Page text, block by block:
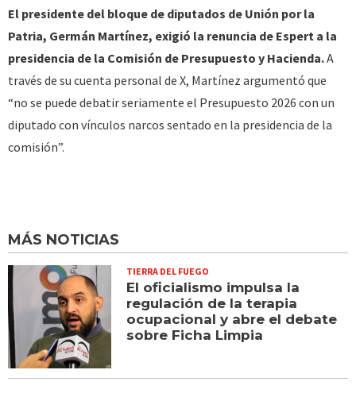
El presidente del bloque de diputados de Unión por la
Patria, Germán Martínez, exigió la renuncia de Espert a la
presidencia de la Comisión de Presupuesto y Hacienda.A
través de su cuenta personal de X, Martínez argumentó que
“no se puede debatir seriamente el Presupuesto 2026 con un
diputado con vínculos narcos sentado en la presidencia de la
comisión”.
MÁS NOTICIAS
TIERRA DEL FUEGO
El oficialismo impulsa la
regulación de la terapia
ocupacional y abre el debate
sobre Ficha Limpia